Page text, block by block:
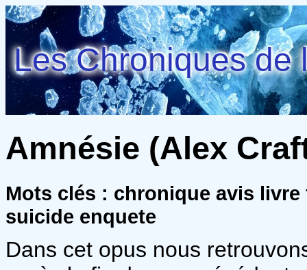
Les Chroniques de
Amnésie (Alex
Mots clés : chronique avis
suicide enquete
Dans cet opus nous